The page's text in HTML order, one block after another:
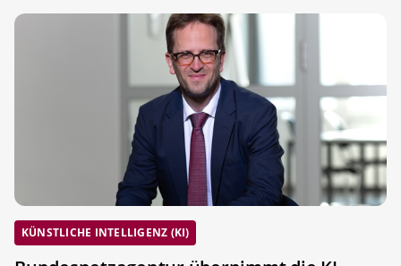
KÜNSTLICHE INTELLIGENZ (KI)